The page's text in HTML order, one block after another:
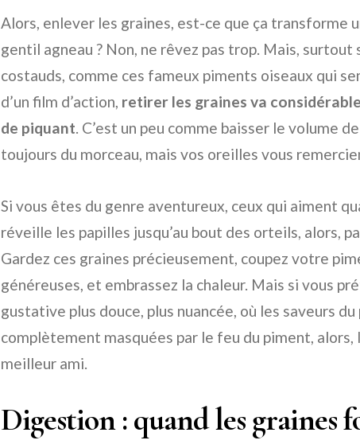
Alors, enlever les graines, est-ce que ça transforme
gentil agneau ? Non, ne rêvez pas trop. Mais,
costauds, comme ces fameux piments oiseaux qui
d’un film d’action, retirer les graines va
de piquant. C’est un peu comme baisser le volume
toujours du morceau, mais vos oreilles vous
Si vous êtes du genre aventureux, ceux qui aiment
réveille les papilles jusqu’au bout des orteils, alors,
Gardez ces graines précieusement, coupez votre
généreuses, et embrassez la chaleur. Mais si vous
gustative plus douce, plus nuancée, où les saveurs
complètement masquées par le feu du piment, alors,
meilleur ami.
Digestion : quand les graines